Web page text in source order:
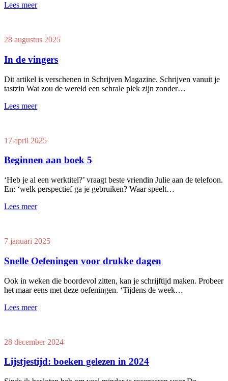
Lees meer
28 augustus 2025
In de vingers
Dit artikel is verschenen in Schrijven Magazine. Schrijven vanuit je
tastzin Wat zou de wereld een schrale plek zijn zonder…
Lees meer
17 april 2025
Beginnen aan boek 5
‘Heb je al een werktitel?’ vraagt beste vriendin Julie aan de telefoon.
En: ‘welk perspectief ga je gebruiken? Waar speelt…
Lees meer
7 januari 2025
Snelle Oefeningen voor drukke dagen
Ook in weken die boordevol zitten, kan je schrijftijd maken. Probeer
het maar eens met deze oefeningen. ‘Tijdens de week…
Lees meer
28 december 2024
Lijstjestijd: boeken gelezen in 2024